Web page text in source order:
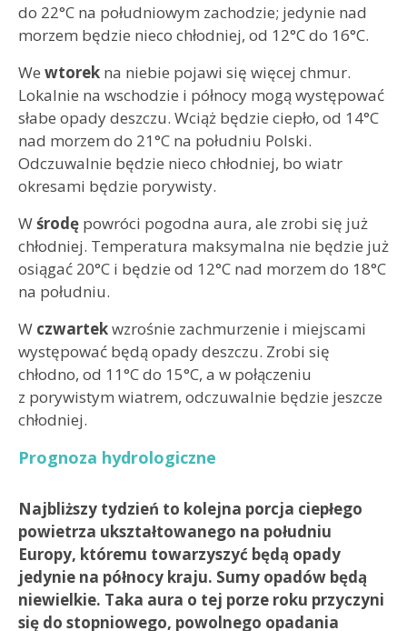
do 22°C na południowym zachodzie; jedynie nad
morzem będzie nieco chłodniej, od 12°C do 16°C.
We wtorek na niebie pojawi się więcej chmur.
Lokalnie na wschodzie i północy mogą występować
słabe opady deszczu. Wciąż będzie ciepło, od 14°C
nad morzem do 21°C na południu Polski.
Odczuwalnie będzie nieco chłodniej, bo wiatr
okresami będzie porywisty.
Wśrodę powróci pogodna aura, ale zrobi się już
chłodniej. Temperatura maksymalna nie będzie już
osiągać 20°C i będzie od 12°C nad morzem do 18°C
na południu.
W czwartekwzrośnie zachmurzenie i miejscami
występować będą opady deszczu. Zrobi się
chłodno, od 11°C do 15°C, a w połączeniu
z porywistym wiatrem, odczuwalnie będzie jeszcze
chłodniej.
Prognoza hydrologiczne
Najbliższy tydzień to kolejna porcja ciepłego
powietrza ukształtowanego na południu
Europy, któremu towarzyszyć będą opady
jedynie na północy kraju. Sumy opadów będą
niewielkie. Taka aura o tej porze roku przyczyni
się do stopniowego, powolnego opadania